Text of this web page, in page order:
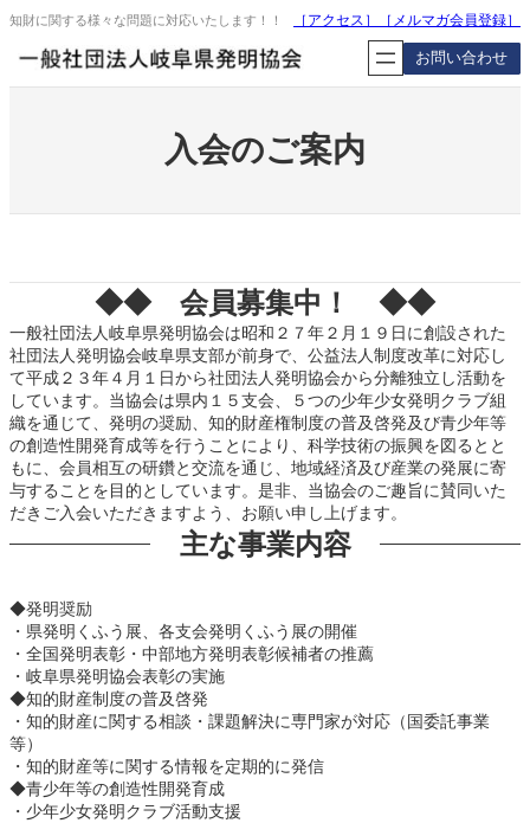
内
を
ス
知財に関する様々な問題に対応いたします！！ ［アクセス］ ［ メルマガ会員登録］
お問い合わせ
入会のご案内
◆◆ 会員募集中！ ◆◆
一般社団法人岐阜県発明協会は昭和２７年２月１９日に創設された
社団法人発明協会岐阜県支部が前身で、公益法人制度改革に対応し
て平成２３年４月１日から社団法人発明協会から分離独立し活動を
しています。当協会は県内１５支会、５つの少年少女発明クラブ組
織を通じて、発明の奨励、知的財産権制度の普及啓発及び青少年等
の創造性開発育成等を行うことにより、科学技術の振興を図るとと
もに、会員相互の研鑽と交流を通じ、地域経済及び産業の発展に寄
与することを目的としています。是非、当協会のご趣旨に賛同いた
だきご入会いただきますよう、お願い申し上げます。
主な事業内容
◆発明奨励
・県発明くふう展、各支会発明くふう展の開催
・全国発明表彰・中部地方発明表彰候補者の推薦
・岐阜県発明協会表彰の実施
◆知的財産制度の普及啓発
・知的財産に関する相談・課題解決に専門家が対応（国委託事業
等）
・知的財産等に関する情報を定期的に発信
◆青少年等の創造性開発育成
・少年少女発明クラブ活動支援